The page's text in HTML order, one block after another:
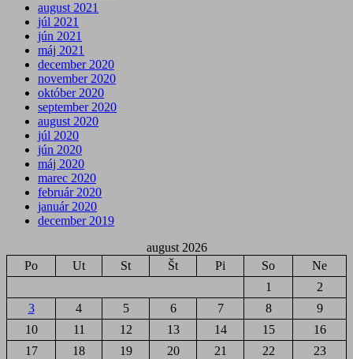
august 2021
júl 2021
jún 2021
máj 2021
december 2020
november 2020
október 2020
september 2020
august 2020
júl 2020
jún 2020
máj 2020
marec 2020
február 2020
január 2020
december 2019
august 2026
Po
Ut St Št Pi So
Ne
1
2
3
4 5 6 7 8
9
10
11 12 13 14 15
16
17
18 19 20 21 22
23